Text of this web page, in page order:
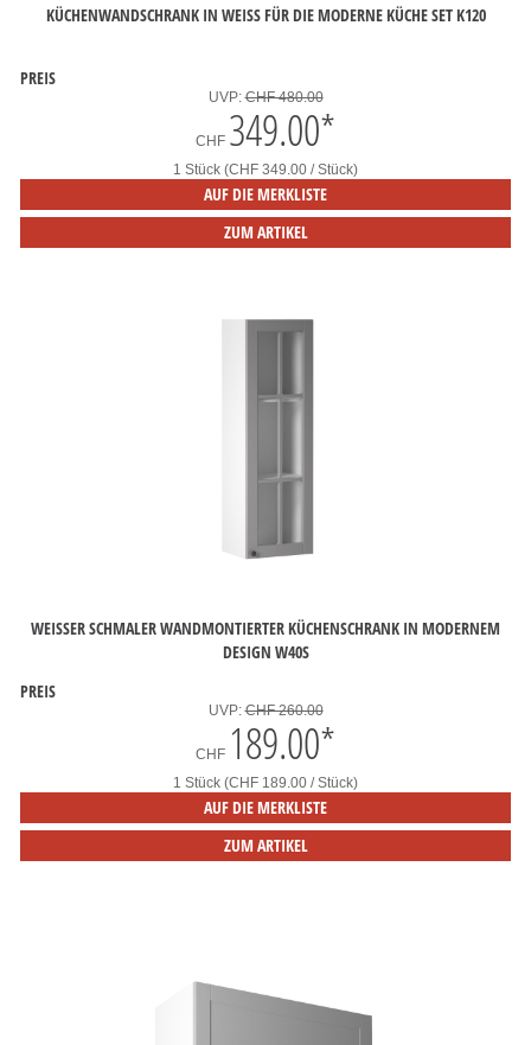
KÜCHENWANDSCHRANK IN WEISS FÜR DIE MODERNE KÜCHE SET K120
PREIS
UVP:CHF 480.00
CHF 349.00*
1 Stück (CHF 349.00 / Stück)
AUF DIE MERKLISTE
ZUM ARTIKEL
WEISSER SCHMALER WANDMONTIERTER KÜCHENSCHRANK IN MODERNEM
DESIGN W40S
PREIS
UVP:CHF 260.00
CHF 189.00*
1 Stück (CHF 189.00 / Stück)
AUF DIE MERKLISTE
ZUM ARTIKEL